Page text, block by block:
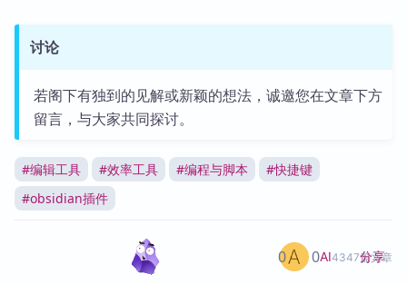
讨论
若阁下有独到的见解或新颖的想法，诚邀您在文章下方
留言，与大家共同探讨。
#编辑工具 #效率工具 #编程与脚本 #快捷键
#obsidian插件
AI4347篇文章
0 0 分享